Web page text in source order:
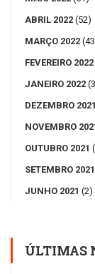
ABRIL 2022 (52)
MARÇO 2022
FEVEREIRO 2022
JANEIRO 2022
DEZEMBRO 2021
NOVEMBRO
OUTUBRO 2021
SETEMBRO 2021
JUNHO 2021 (2)
ÚLTIMAS